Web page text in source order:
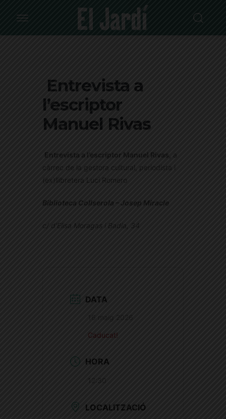
Entrevista a
l’escriptor
Manuel Rivas
Entrevista a l’escriptor Manuel Rivas, a
càrrec de la gestora cultural, periodista i
(ex)llibretera Luci Romero
Biblioteca Collserola – Josep Miracle
c/ d’Elisa Moragas i Badia, 34
DATA
16 maig 2026
Caducat!
HORA
12:30
LOCALITZACIÓ